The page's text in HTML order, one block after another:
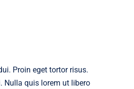
Proin eget tortor risus.
Nulla quis lorem ut libero